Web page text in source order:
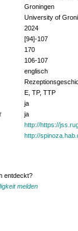
Groningen
University of
2024
[94]-107
170
106-107
englisch
E, TP, TTP
ja
ja
http://https://
http://
entdeckt?
melden